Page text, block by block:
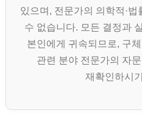
있으며, 전문가의 의학적·
수 없습니다. 모든 결정과
본인에게 귀속되므로, 구
관련 분야 전문가의 자
재확인하시